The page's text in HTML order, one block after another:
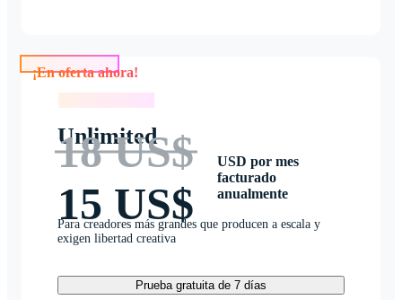
Unlimited
18 US$
15 US$
USD por mes
facturado
anualmente
Para creadores más grandes que producen a escala y
exigen libertad creativa
Prueba gratuita de 7 días